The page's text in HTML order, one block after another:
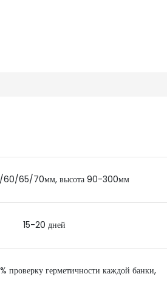
65/70мм, высота 90-300мм
15-20 дней
проверку герметичности каждой банки,